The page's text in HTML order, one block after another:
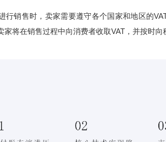
销售时，卖家需要遵守各个国家和地区的
家将在销售过程中向消费者收取VAT，并按时向